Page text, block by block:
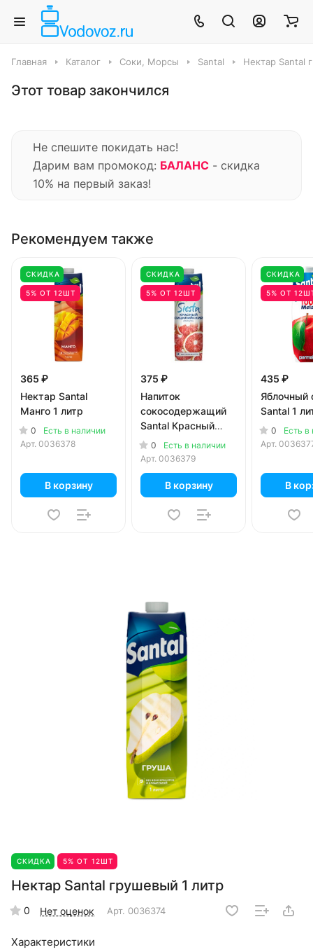
Главная Каталог Соки, Морсы Santal Нектар Santal
Этот товар закончился
Не спешите покидать нас!
Дарим вам промокод: БАЛАНС - скидка
10% на первый заказ!
Рекомендуем также
СКИДКА
5% ОТ 12ШТ
365 ₽
Нектар Santal
Манго 1 литр
0
Есть в наличии
Арт. 0036378
В корзину
СКИДКА
5% ОТ 12ШТ
375 ₽
Напиток
сокосодержащий
Santal Красный
сицилийский
апельсин 1 литр
0
Есть в наличии
Арт. 0036379
В корзину
СКИДКА
5% ОТ
435 ₽
Яблочный
Santal 1
0
Есть в
Арт.
В
СКИДКА 5% ОТ 12ШТ
Нектар Santal грушевый 1 литр
0 Нет оценок Арт. 0036374
Характеристики